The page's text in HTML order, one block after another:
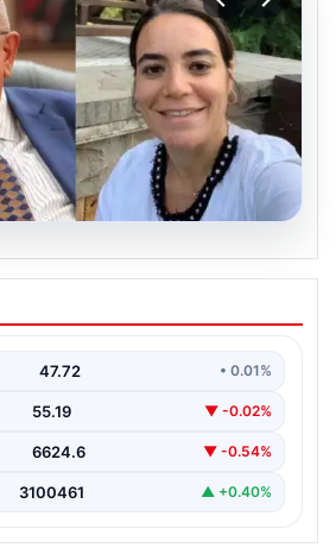
MHP’lilere Sert
ve Adalet Üzerine
tartışılan siyasi söylemler
47.72 • 0.01%
55.19 ▼ -0.02%
6624.6 ▼ -0.54%
3100461 ▲ +0.40%